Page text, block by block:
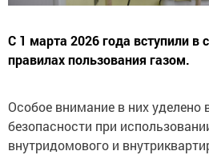
С 1 марта 2026 года вступили в
правилах пользования газом.
Особое внимание в них уделено
безопасности при
внутридомового и